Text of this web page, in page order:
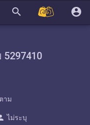
search account_circle
าม
ไม่ระบุ